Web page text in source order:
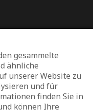
gesammelte
ähnliche
unserer Website zu
und für
finden Sie in
können Ihre